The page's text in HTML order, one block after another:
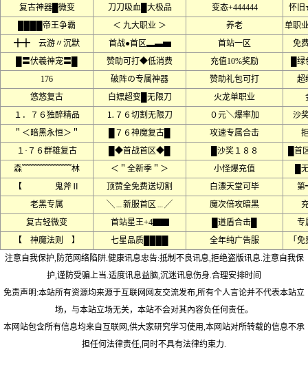
复古神器█微变
刀刀吸血█大极品 变态+444444
怀
████帝王争霸
＜ 九大职业 ＞ 养老
单职
╋╋ 云游〃沉默
首战●首区▂▃▅ 首站一区
免
█〓伏羲神宠〓█
赞助可打◆低消费 充值10%奖励
█
176
破阵の专属神器 赞助礼包可打
超
悠悠复古
白嫖超变█无限刀 火龙单职业
１．７６独醉精品
⒈７６切割无限刀 ０元＼爆率加
沙
＂＜暗黑永恒＞＂
█７６神魔复古█ 攻速专属合击
１·７６群雄复古
█◆首战首区◆█ █沙奖１８８
█首
森﹌﹌﹌﹌﹌﹌林
＜＂全新季＂＞ 小怪爆充值
█
【 鬼斧Ⅱ
顶赞全免费送切割 白漂天堂可毕
老黑专属
╲﹍新服首区﹍╱ 魔次倍攻暗黑
复古轻微变
首站星王+4▇▇ █道盾合击█
专
【 神魔法则 】
七星品质████ 全年纯广告服
「
注意自我保护,防范网络陷阱.健康讯息忠告:抵制不良讯息,拒绝盗版讯息.注意自我保
护,谨防受骗上当.适度讯息益脑,沉迷讯息伤身.合理安排时间
免责声明:本站所有资源均来源于互联网网友交流发布,所有个人言论并不代表本站立
场，与本站立场无关，本站不会对其內容负任何责任。
本网站包含所有信息均来自互联网,供大家研究学习使用,本网站对所转载的信息不承
担任何法律责任,同时不具有法律约束力.